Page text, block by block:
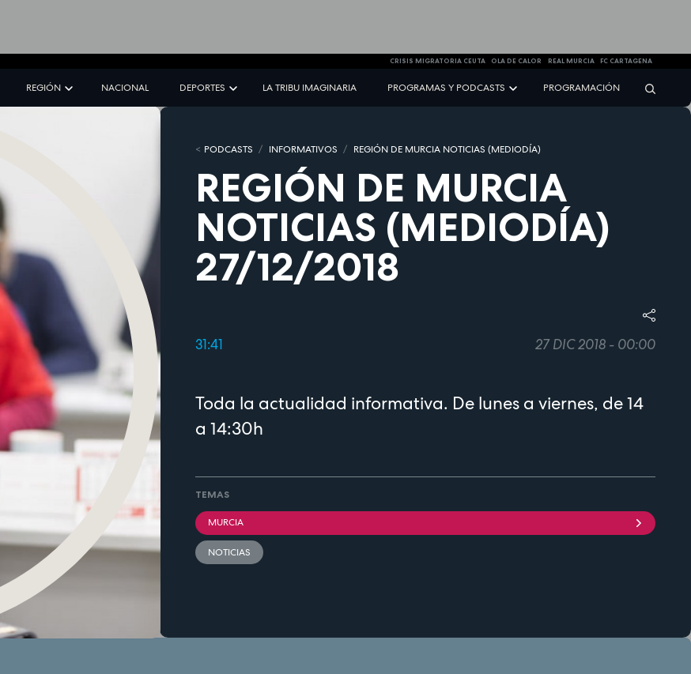
CRISIS MIGRATORIA CEUTA OLA DE CALOR REAL MURCIA FC CARTAGENA
REGIÓN NACIONAL DEPORTES LA TRIBU IMAGINARIA PROGRAMAS Y PODCASTS PROGRAMACIÓN
PODCASTS INFORMATIVOS REGIÓN DE MURCIA NOTICIAS (MEDIODÍA)
REGIÓN DE MURCIA
NOTICIAS (MEDIODÍA)
27/12/2018
31:41 27 DIC 2018 - 00:00
Toda la actualidad informativa. De lunes a viernes, de 14
a 14:30h
TEMAS
MURCIA
NOTICIAS